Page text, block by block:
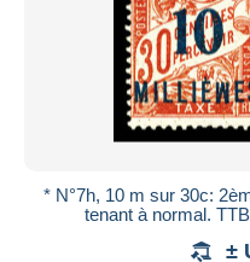
* N°7h, 10 m sur 30c:
tenant à normal.
±